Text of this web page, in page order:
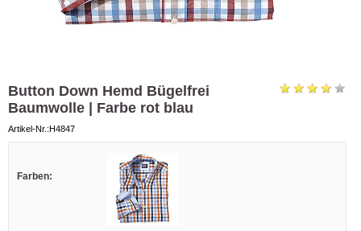
Button Down Hemd Bügelfrei
Baumwolle | Farbe rot blau
Artikel-Nr.:H4847
Farben: